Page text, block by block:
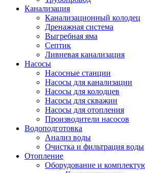
Канализация
Канализационный колодец
Дренажная система
Выгребная яма
Септик
Ливневая канализация
Насосы
Насосные станции
Насосы для канализации
Насосы для колодцев
Насосы для скважин
Насосы для отопления
Производители насосов
Водоподготовка
Анализ воды
Очистка и фильтрация воды
Отопление
Оборудование и